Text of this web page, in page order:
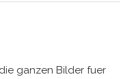
ganzen Bilder fuer